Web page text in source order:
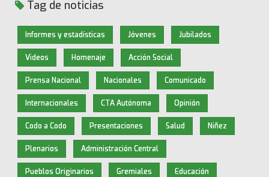
Tag de noticias
Informes y estadísticas Jóvenes Jubilados
Videos Homenaje Acción Social
Prensa Nacional Nacionales Comunicado
Internacionales CTA Autónoma Opinión
Codo a Codo Presentaciones Salud Niñez
Plenarios Administración Central
Pueblos Originarios Gremiales Educación